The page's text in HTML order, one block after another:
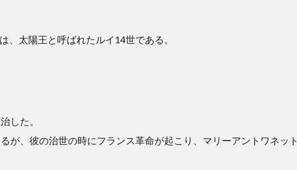
、太陽王と呼ばれたルイ14世である。
した。
が、彼の治世の時にフランス革命が起こり、マリーアントワネット